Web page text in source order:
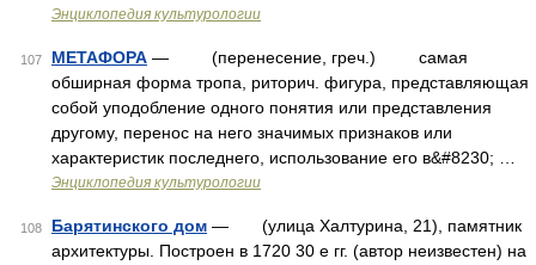
Энциклопедия культурологии
107 МЕТАФОРА — (перенесение, греч.) самая
обширная форма тропа, риторич. фигура, представляющая
собой уподобление одного понятия или представления
другому, перенос на него значимых признаков или
характеристик последнего, использование его в&#8230; …
Энциклопедия культурологии
108 Барятинского дом — (улица Халтурина, 21), памятник
архитектуры. Построен в 1720 30 е гг. (автор неизвестен) на